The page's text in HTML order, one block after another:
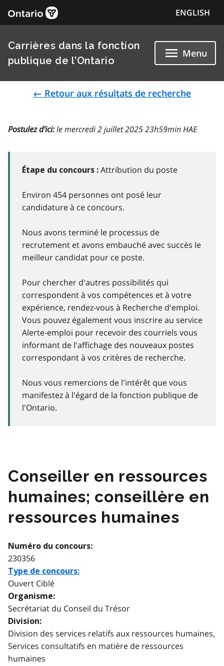
ENGLISH
Carrières dans la fonction
publique de l’Ontario
Menu
← Retour aux résultats de recherche
Postulez d'ici:le mercredi 2 juillet 2025 23h59min HAE
Étape du concours : Attribution du poste
Environ 454 personnes ont posé leur
candidature à ce concours.
Nous avons terminé le processus de
recrutement et avons embauché avec succès le
meilleur candidat pour ce poste.
Pour chercher d'autres possibilités qui
correspondent à vos compétences et à votre
expérience, rendez-vous à Recherche d'emploi.
Vous pouvez également vous inscrire au service
Alerte-emploi pour recevoir des courriels vous
informant de l'affichage des nouveaux postes
correspondant à vos critères de recherche.
Nous vous remercions de l'intérêt que vous
manifestez à l'égard de la fonction publique de
l'Ontario.
Conseiller en ressources
humaines; conseillère en
ressources humaines
Numéro du concours:
230356
Type de concours:
Ouvert Ciblé
Organisme:
Secrétariat du Conseil du Trésor
Division:
Division des services relatifs aux ressources humaines,
Services consultatifs en matière de ressources
humaines